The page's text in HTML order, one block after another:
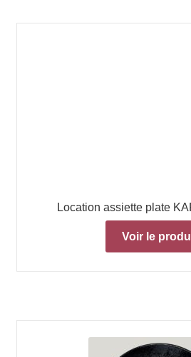
Location assiette plate
Voir le